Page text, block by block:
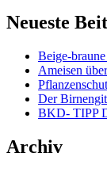
Neueste
Beige-
Ameisen
Der
BKD- TIPP
Archiv